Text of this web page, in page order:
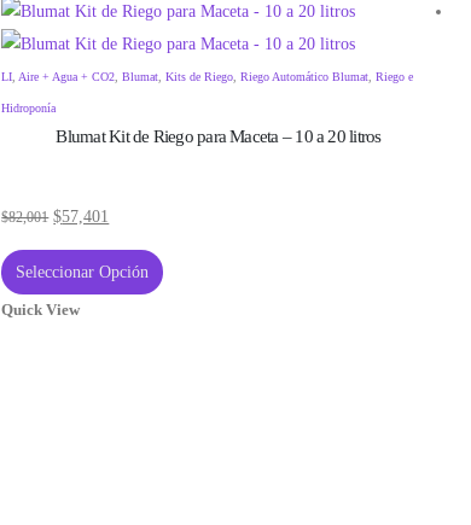
LI Aire + Agua + CO2 ,Blumat ,Kits de Riego ,Riego Automático Blumat ,Riego e
Hidroponía
Blumat Kit de Riego para Maceta – 10 a 20 litros
$82,001 $57,401
Seleccionar Opción
Quick View